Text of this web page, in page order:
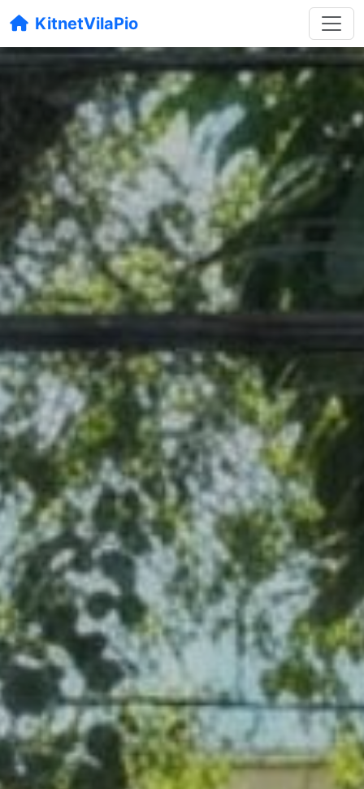
KitnetVilaPio